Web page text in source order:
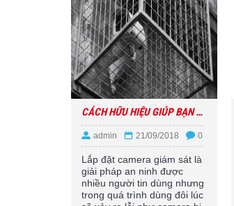
CÁCH HỮU HIỆU GIÚP BẠN PHÒNG CHỐNG CAMERA GIÁM SÁT BỊ VÔ HIỆU HÓA.
admin 21/09/2018 0
Lắp đặt camera giám sát là
giải pháp an ninh được
nhiều người tin dùng nhưng
trong quá trình dùng đôi lúc